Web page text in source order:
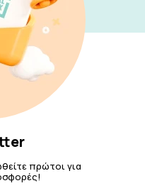
πρώτοι για